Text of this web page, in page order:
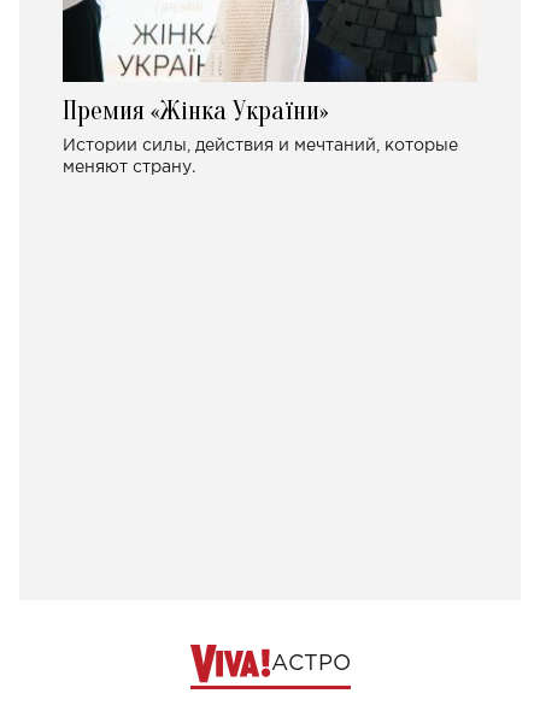
Премия «Жінка України»
Истории силы, действия и мечтаний, которые
меняют страну.
АСТРО